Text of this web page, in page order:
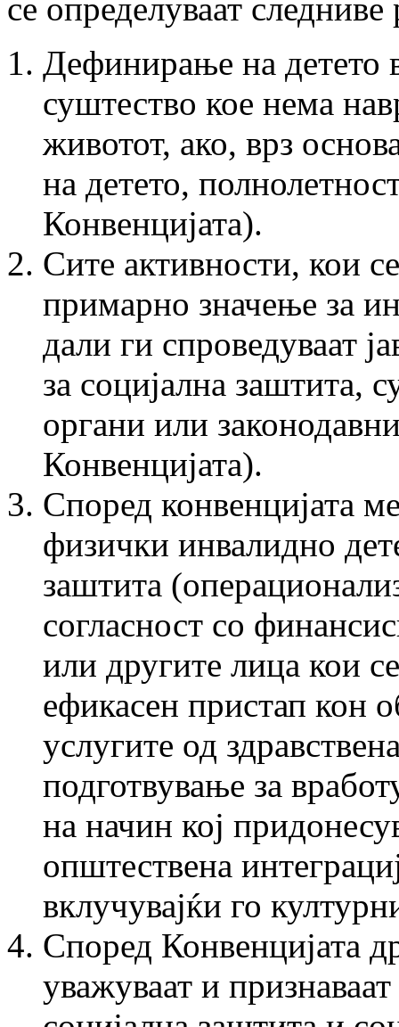
се определуваат следниве
Дефинирање на детето
суштество кое нема
животот, ако, врз
на детето,
Конвенцијата).
Сите активности, кои
примарно значење за
дали ги спроведуваат
за социјална заштита,
органи или
Конвенцијата).
Според конвенцијата
физички инвалидно
заштита
согласност со
или другите лица кои
ефикасен пристап кон
услугите од
подготвување за
на начин кој
општествена
вклучувајќи го
Според Конвенцијата
уважуваат и